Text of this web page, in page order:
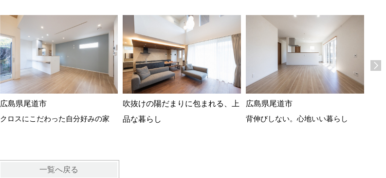
広島県尾道市
クロスにこだわった自分好みの家
吹抜けの陽だまりに包まれる、上
品な暮らし
広島県尾道市
背伸びしない。心地いい暮らし
一覧へ戻る